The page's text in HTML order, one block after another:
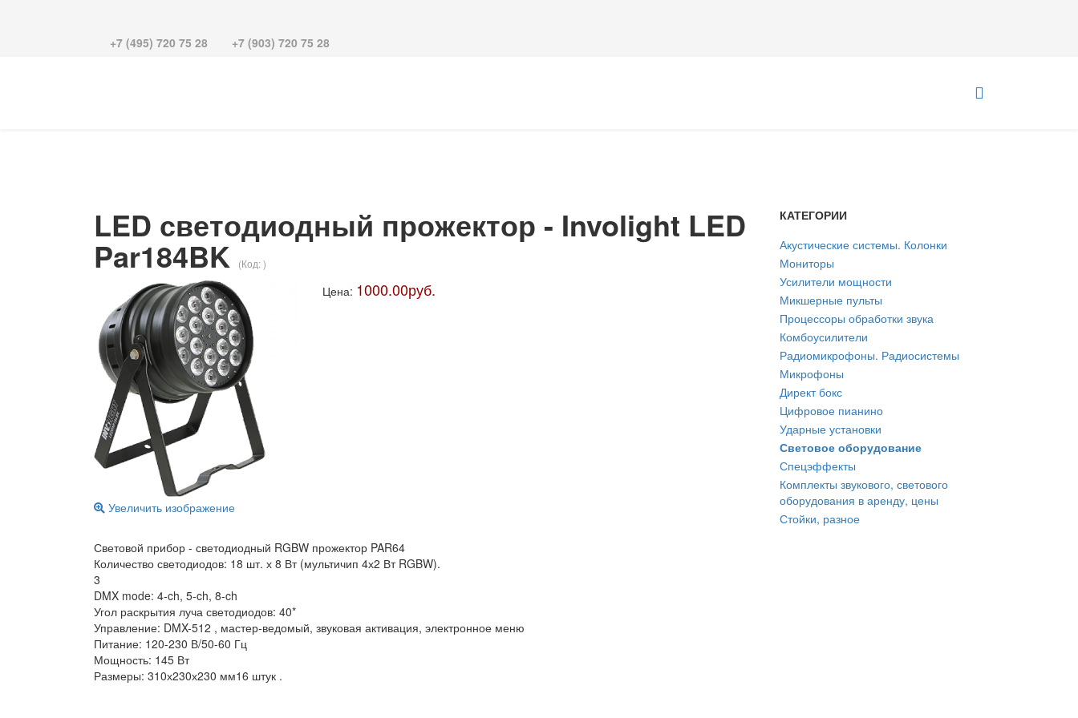
+7 (495) 720 75 28 +7 (903) 720 75 28
LED светодиодный прожектор - Involight LED
Par184BK (Код:)
Увеличить изображение
Цена: 1000.00руб.
Световой прибор - светодиодный RGBW прожектор PAR64
Количество светодиодов: 18 шт. х 8 Вт (мультичип 4х2 Вт RGBW).
3
DMX mode: 4-ch, 5-ch, 8-ch
Угол раскрытия луча светодиодов: 40*
Управление: DMX-512 , мастер-ведомый, звуковая активация, электронное меню
Питание: 120-230 В/50-60 Гц
Мощность: 145 Вт
Размеры: 310х230х230 мм16 штук .
КАТЕГОРИИ
Акустические системы. Колонки
Мониторы
Усилители мощности
Микшерные пульты
Процессоры обработки звука
Комбоусилители
Радиомикрофоны. Радиосистемы
Микрофоны
Директ бокс
Цифровое пианино
Ударные установки
Световое оборудование
Спецэффекты
Комплекты звукового, светового
оборудования в аренду, цены
Стойки, разное